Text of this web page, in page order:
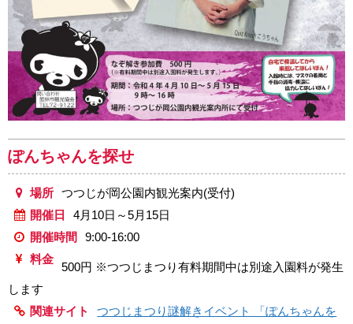
ぽんちゃんを探せ
場所
つつじが岡公園内観光案内(受付)
開催日
4月10日～5月15日
開催時間
9:00-16:00
料金
500円 ※つつじまつり有料期間中は別途入園料が発生
します
関連サイト
つつじまつり謎解きイベント 「ぽんちゃんを